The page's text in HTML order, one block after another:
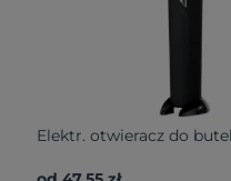
Elektr. otwieracz do